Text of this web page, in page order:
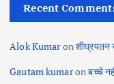
Recent
Alok Kumaronशीघ्रपतन
Gautam kumaronबच्चे